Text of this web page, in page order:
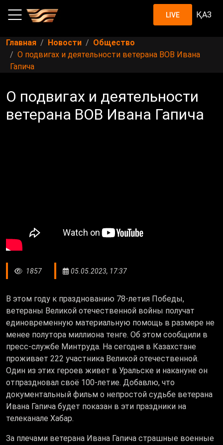
LIVE ҚАЗ
Главная Новости
Общество
О подвигах и деятельности ветерана ВОВ Ивана
Гапича
О подвигах и деятельности
ветерана ВОВ Ивана Гапича
1857 05.05.2023, 17:37
В этом году к празднованию 78-летия Победы,
ветераны Великой отечественной войны получат
единовременную материальную помощь в размере не
менее полутора миллиона тенге. Об этом сообщили в
пресс-службе Минтруда. На сегодня в Казахстане
проживает 222 участника Великой отечественной.
Один из этих героев живет в Уральске и накануне он
отпраздновал своё 100-летие. Добавлю, что
документальный фильм о непростой судьбе ветерана
Ивана Гапича будет показан в эти праздники на
телеканале Хабар.
За плечами ветерана Ивана Гапича страшные военные